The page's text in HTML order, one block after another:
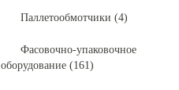
Паллетообмотчики (4)
Фасовочно-упаковочное
оборудование (161)